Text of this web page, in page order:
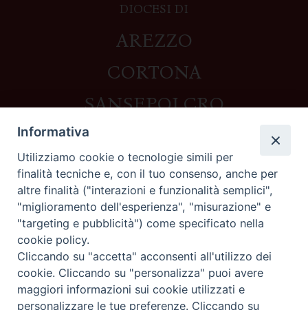
DIOCESI DI
AREZZO
CORTONA
SANSEPOLCRO
Contatti
Piazza del Duomo,1 - 52100 Arezzo
segreteria@diocesi.arezzo.it
Informativa privacy
Seguici su
Informativa
Utilizziamo cookie o tecnologie simili per
finalità tecniche e, con il tuo consenso, anche per
altre finalità ("interazioni e funzionalità semplici",
"miglioramento dell'esperienza", "misurazione" e
"targeting e pubblicità") come specificato nella
cookie policy.
Cliccando su "accetta" acconsenti all'utilizzo dei
cookie. Cliccando su "personalizza" puoi avere
maggiori informazioni sui cookie utilizzati e
personalizzare le tue preferenze. Cliccando su